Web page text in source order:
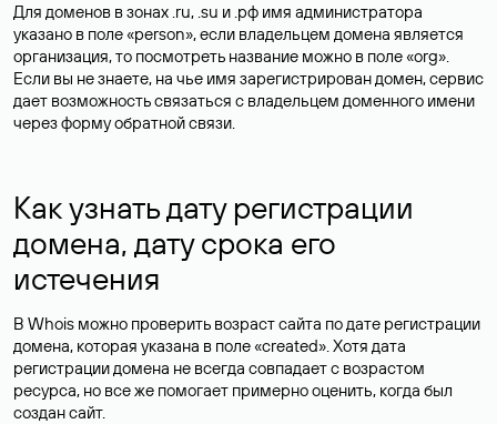
Для доменов в зонах .ru, .su и .рф имя администратора
указано в поле «person», если владельцем домена является
организация, то посмотреть название можно в поле «org».
Если вы не знаете, на чье имя зарегистрирован домен, сервис
дает возможность связаться с владельцем доменного имени
через форму обратной связи.
Как узнать дату регистрации
домена, дату срока его
истечения
В Whois можно проверить возраст сайта по дате регистрации
домена, которая указана в поле «created». Хотя дата
регистрации домена не всегда совпадает с возрастом
ресурса, но все же помогает примерно оценить, когда был
создан сайт.